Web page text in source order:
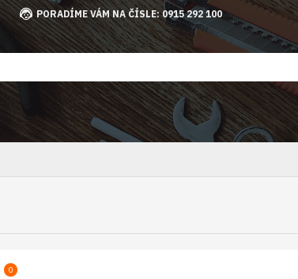
PORADÍME VÁM NA ČÍSLE: 0915 292 100
0